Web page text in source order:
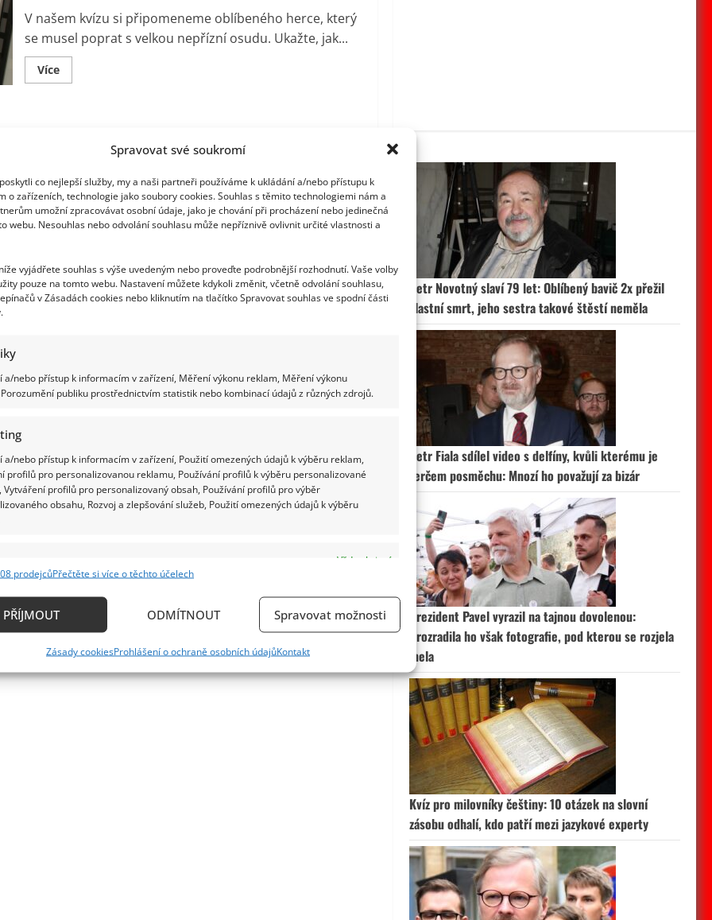
Spravovat své soukromí
co nejlepší služby, my a naši partneři používáme k ukládání a/nebo přístupu k
o zařízeních, technologie jako soubory cookies. Souhlas s těmito technologiemi nám a
umožní zpracovávat osobní údaje, jako je chování při procházení nebo jedinečná
webu. Nesouhlas nebo odvolání souhlasu může nepříznivě ovlivnit určité vlastnosti a
vyjádřete souhlas s výše uvedeným nebo proveďte podrobnější rozhodnutí. Vaše volby
pouze na tomto webu. Nastavení můžete kdykoli změnit, včetně odvolání souhlasu,
v Zásadách cookies nebo kliknutím na tlačítko Spravovat souhlas ve spodní části
a/nebo přístup k informacím v zařízení, Měření výkonu reklam, Měření výkonu
publiku prostřednictvím statistik nebo kombinací údajů z různých zdrojů.
a/nebo přístup k informacím v zařízení, Použití omezených údajů k výběru reklam,
profilů pro personalizovanou reklamu, Používání profilů k výběru personalizované
Vytváření profilů pro personalizovaný obsah, Používání profilů pro výběr
obsahu, Rozvoj a zlepšování služeb, Použití omezených údajů k výběru
Vždy aktivní
zařízení na základě automaticky přenášených informací.
aktivně požadovaných informací.
prodejcůPřečtěte si více o těchto účelech
PŘÍJMOUT ODMÍTNOUT Spravovat možnosti
Zásady cookiesProhlášení o ochraně osobních údajůKontakt
V našem kvízu si připomeneme oblíbeného herce, který
se musel poprat s velkou nepřízní osudu. Ukažte, jak...
VíceRead
more
Potměšila:
si
pamatuje
jeho
významné
role
dát
10/10
Manželka zesnulého Jana Potměšila (†60)
zveřejnila dojemné poděkování. Poslední
rozloučení bude veřejné
Lenka Marousková 21. 4. 2026
komplikacích, o kterých ale nikdy příliš nemluvil. Před
časem sice...
Potměšila
(†60)
zveřejnila
bude
veřejné
Zesnulý herec Jan Potměšil (†60) si získal
Lenka Marousková 17. 4. 2026
Zemřel herec Jan Potměšil (†60). O úmrtí herce, který byl
nefalšovaným symbolem nezdolné vůle, informovala
more
about
Zesnulý
Jan
Potměšil
(†60)
si
získal
srdce
několika
Petr Novotný slaví 79 let: Oblíbený bavič 2x přežil
vlastní smrt, jeho sestra takové štěstí neměla
Petr Fiala sdílel video s delfíny, kvůli kterému je
terčem posměchu: Mnozí ho považují za bizár
Prezident Pavel vyrazil na tajnou dovolenou:
Prozradila ho však fotografie, pod kterou se rozjela
mela
Kvíz pro milovníky češtiny: 10 otázek na slovní
zásobu odhalí, kdo patří mezi jazykové experty